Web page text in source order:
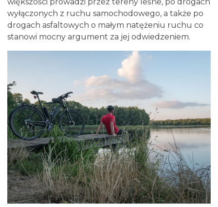
wyłączonych z ruchu samochodowego, a także po
drogach asfaltowych o małym natężeniu ruchu co
stanowi mocny argument za jej odwiedzeniem.